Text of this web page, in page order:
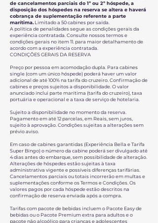
de cancelamentos parciais do 1º ou 2º hóspede, a
disposição dos hóspedes na reserva se altera e haverá
cobrança de suplementação referente a parte
marítima. Limitado a 50 cabines por saída.
A política de penalidades segue as condições gerais da
experiência contratada. Consulte nossostermos e
condiçõesgerais no item 11. para maior detalhamento de
acordo com a experiência contratada.
CONDIÇÕES GERAIS DA RESERVA
Preço por pessoa em acomodação dupla. Para cabines
single (com um único hóspede) poderá haver um valor
adicional de até 100% na tarifa do cruzeiro. Confirmação de
cabines e preços sujeitos a disponibilidade. O valor
anunciado inclui parte marítima (tarifa do cruzeiro), taxa
portuária e operacional e a taxa de serviço de hotelaria.
Sujeito a disponibilidade no momento da reserva.
Pagamento em até 12 parcelas, em Reais, sem juros,
sujeito à aprovação. Condições sujeitas a alterações sem
prévio aviso.
Em caso de cabines garantidas (Experiência Bella e Tarifa
Super Bingo) o número da cabine poderá ser divulgado até
4 dias antes do embarque, sem possibilidade de alteração.
Alterações de hóspedes estão sujeitas à taxa
administrativa vigente e possíveis diferenças tarifárias.
Cancelamentos parciais ou totais incorrerão em multas e
suplementações conforme os Termos e Condições. Os
valores pagos por cada hóspede estão descritos na
confirmação de reserva enviada após a compra.
Tarifas com pacote de bebidas incluem o Pacote Easy de
bebidas ou o Pacote Premium extra para adultos e o
pacote não alcoólico para crianças e adolescentes